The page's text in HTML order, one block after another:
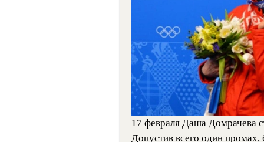
17 февраля Даша Домрачева
Допустив всего один промах,